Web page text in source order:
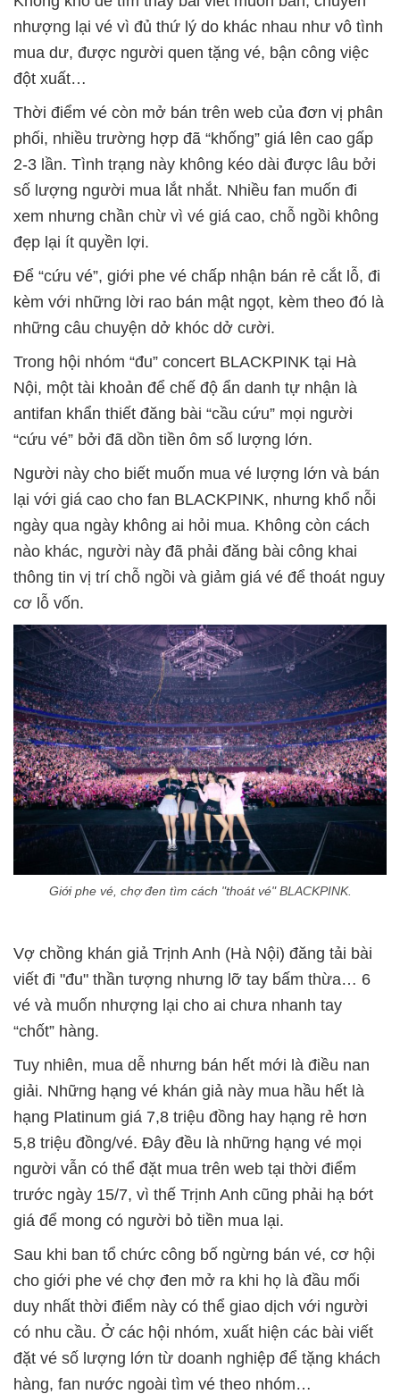
nhượng lại vé vì đủ thứ lý do khác nhau như vô tình
mua dư, được người quen tặng vé, bận công việc
đột xuất…
Thời điểm vé còn mở bán trên web của đơn vị phân
phối, nhiều trường hợp đã “khống” giá lên cao gấp
2-3 lần. Tình trạng này không kéo dài được lâu bởi
số lượng người mua lắt nhắt. Nhiều fan muốn đi
xem nhưng chần chừ vì vé giá cao, chỗ ngồi không
đẹp lại ít quyền lợi.
Để “cứu vé”, giới phe vé chấp nhận bán rẻ cắt lỗ, đi
kèm với những lời rao bán mật ngọt, kèm theo đó là
những câu chuyện dở khóc dở cười.
Trong hội nhóm “đu” concert BLACKPINK tại Hà
Nội, một tài khoản để chế độ ẩn danh tự nhận là
antifan khẩn thiết đăng bài “cầu cứu” mọi người
“cứu vé” bởi đã dồn tiền ôm số lượng lớn.
Người này cho biết muốn mua vé lượng lớn và bán
lại với giá cao cho fan BLACKPINK, nhưng khổ nỗi
ngày qua ngày không ai hỏi mua. Không còn cách
nào khác, người này đã phải đăng bài công khai
thông tin vị trí chỗ ngồi và giảm giá vé để thoát nguy
cơ lỗ vốn.
Giới phe vé, chợ đen tìm cách "thoát vé" BLACKPINK.
Vợ chồng khán giả Trịnh Anh (Hà Nội) đăng tải bài
viết đi "đu" thần tượng nhưng lỡ tay bấm thừa… 6
vé và muốn nhượng lại cho ai chưa nhanh tay
“chốt” hàng.
Tuy nhiên, mua dễ nhưng bán hết mới là điều nan
giải. Những hạng vé khán giả này mua hầu hết là
hạng Platinum giá 7,8 triệu đồng hay hạng rẻ hơn
5,8 triệu đồng/vé. Đây đều là những hạng vé mọi
người vẫn có thể đặt mua trên web tại thời điểm
trước ngày 15/7, vì thế Trịnh Anh cũng phải hạ bớt
giá để mong có người bỏ tiền mua lại.
Sau khi ban tổ chức công bố ngừng bán vé, cơ hội
cho giới phe vé chợ đen mở ra khi họ là đầu mối
duy nhất thời điểm này có thể giao dịch với người
có nhu cầu. Ở các hội nhóm, xuất hiện các bài viết
đặt vé số lượng lớn từ doanh nghiệp để tặng khách
hàng, fan nước ngoài tìm vé theo nhóm…